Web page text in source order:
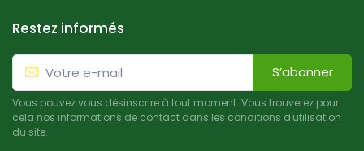
Restez informés
S’abonner
Vous pouvez vous désinscrire à tout moment. Vous trouverez pour
cela nos informations de contact dans les conditions d'utilisation
du site.